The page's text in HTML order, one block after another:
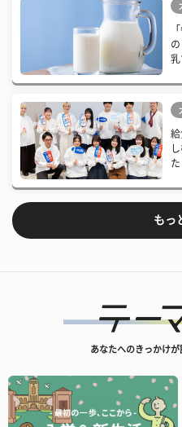
乳
た
もっ
あなたへのきっかけ